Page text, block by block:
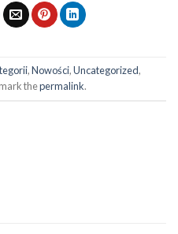
,Nowości,Uncategorized,
thepermalink.